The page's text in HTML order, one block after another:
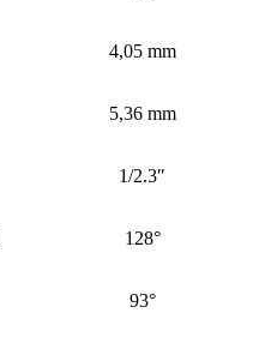
4,05 mm
5,36 mm
1/2.3″
128°
93°